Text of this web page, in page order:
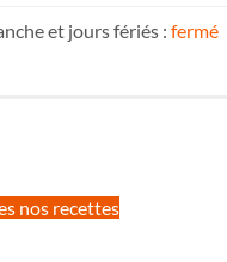
et jours fériés : fermé
nos recettes